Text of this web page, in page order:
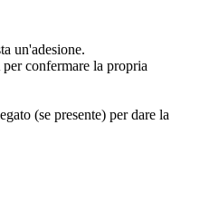
un'adesione.
confermare la propria
(se presente) per dare la